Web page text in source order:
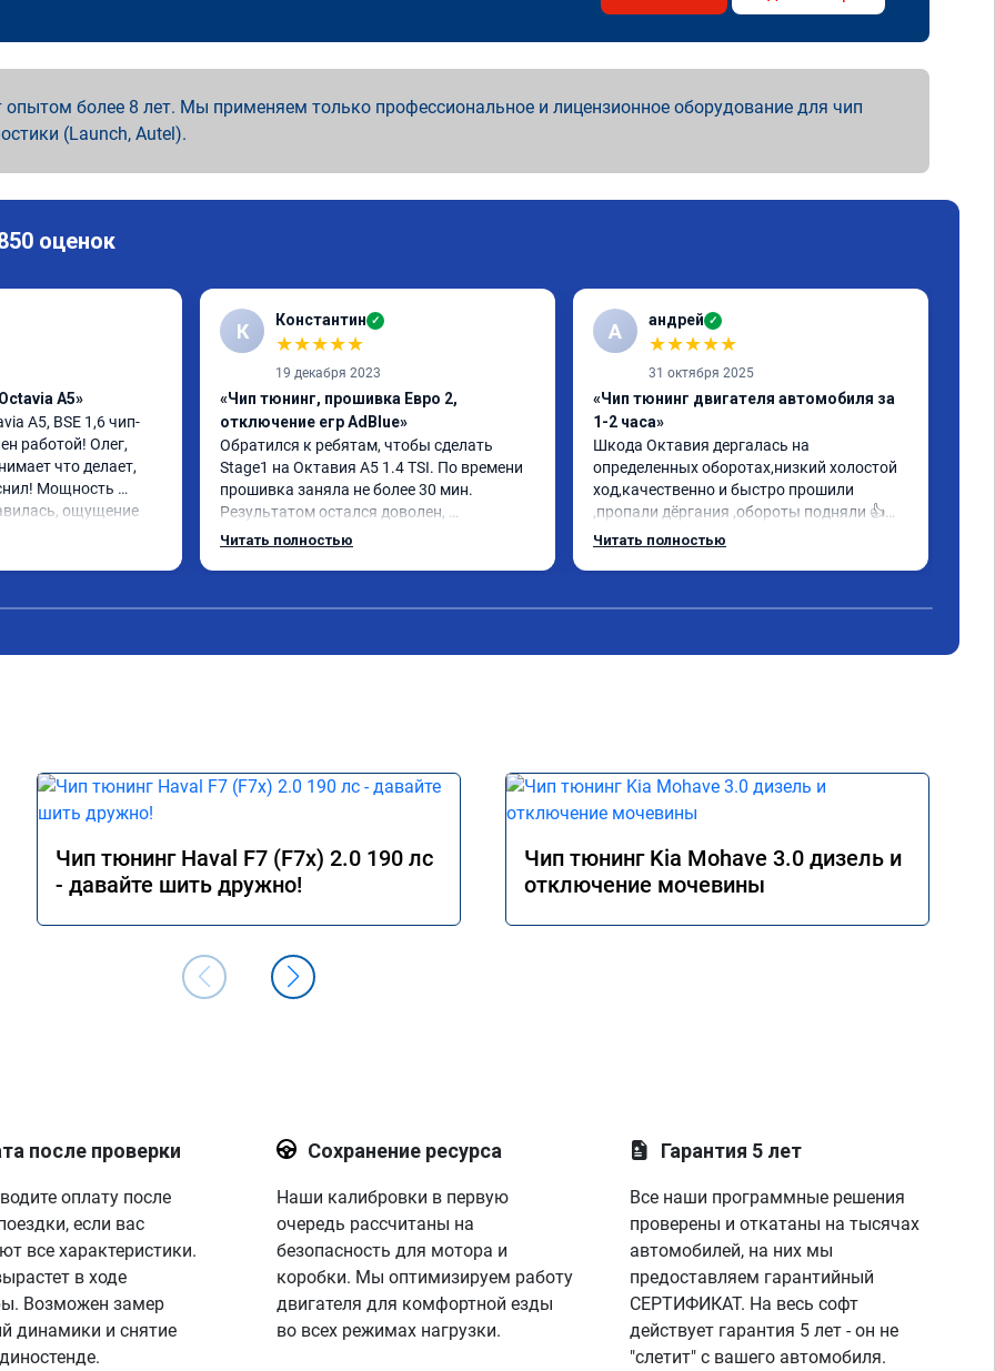
более 8 лет. Мы применяем только профессиональное и лицензионное оборудование для чип
(Launch, Autel).
оценок
A5»
A5, BSE 1,6 чип-
работой! Олег,
что делает,
Мощность
ощущение
жить на
стала
водителя
при
от 9 до 12. Работы
К Константин ✓
★★★★★
19 декабря 2023
«Чип тюнинг, прошивка Евро 2,
отключение егр AdBlue»
Обратился к ребятам, чтобы сделать
Stage1 на Октавия А5 1.4 TSI. По времени
прошивка заняла не более 30 мин.
Результатом остался доволен,
автомобиль как будто немного по-другому
Читать полностью
А андрей ✓
★★★★★
31 октября 2025
«Чип тюнинг двигателя автомобиля за
1-2 часа»
Шкода Октавия дергалась на
определенных оборотах,низкий холостой
ход,качественно и быстро прошили
,пропали дёргания ,обороты подняли 👍
прислали сертификат данной
Читать полностью
Чип тюнинг Haval F7 (F7x) 2.0 190 лс
- давайте шить дружно!
Чип тюнинг Kia Mohave 3.0 дизель и
отключение мочевины
после проверки
оплату после
если вас
все характеристики.
в ходе
Возможен замер
динамики и снятие
Сохранение ресурса
Наши калибровки в первую
очередь рассчитаны на
безопасность для мотора и
коробки. Мы оптимизируем работу
двигателя для комфортной езды
во всех режимах нагрузки.
Гарантия 5 лет
Все наши программные решения
проверены и откатаны на тысячах
автомобилей, на них мы
предоставляем гарантийный
СЕРТИФИКАТ. На весь софт
действует гарантия 5 лет - он не
"слетит" с вашего автомобиля.